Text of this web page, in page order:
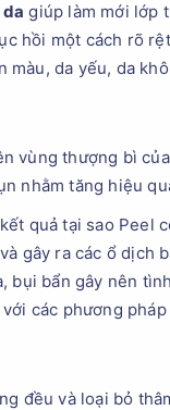
giúp làm mới lớp
hồi một cách rõ
màu, da yếu, da
vùng thượng bì
nhằm tăng hiệu
quả tại sao Peel
gây ra các ổ dịch
bụi bẩn gây nên
các phương
đều và loại bỏ